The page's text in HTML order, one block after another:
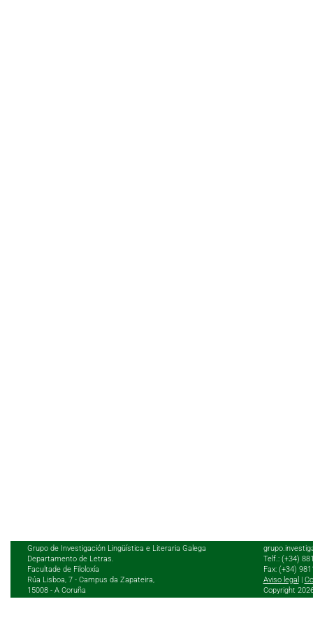
Grupo de Investigación Lingüística e Literaria Galega
Departamento de Letras.
Facultade de Filoloxía
Rúa Lisboa, 7 - Campus da Zapateira,
15008 - A Coruña
Telf.: (+34)
Fax: (+34)
Aviso legal
Copyright